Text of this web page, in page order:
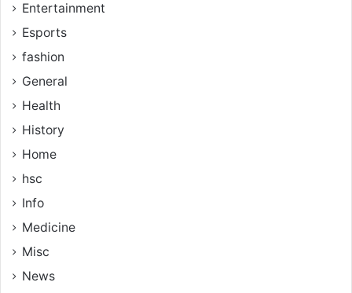
Entertainment
Esports
fashion
General
Health
History
Home
hsc
Info
Medicine
Misc
News